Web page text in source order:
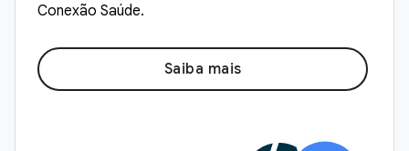
Conexão Saúde.
Saiba mais